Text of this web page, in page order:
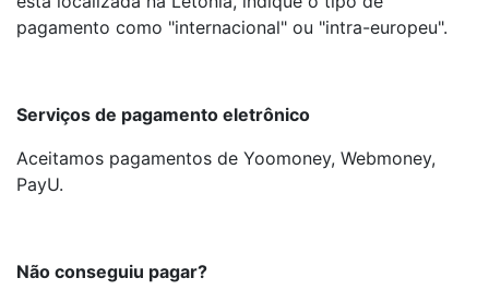
pagamento como "internacional" ou "intra-europeu".
Serviços de pagamento eletrônico
Aceitamos pagamentos de Yoomoney, Webmoney,
PayU.
Não conseguiu pagar?